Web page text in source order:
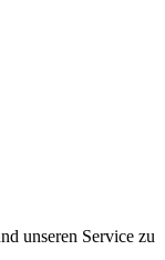
unseren Service zu